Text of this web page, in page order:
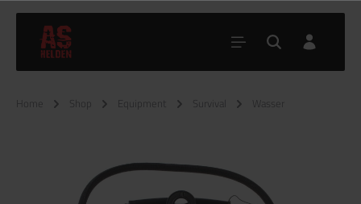
Home Shop Equipment Survival Wasser